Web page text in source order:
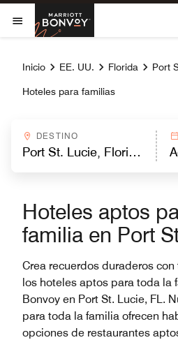
Skip to Content
Abrir el menú
Marriott
Inicio EE. UU. Florida Port
Hoteles para familias
DESTINO
Hoteles aptos
familia en Port
Crea recuerdos duraderos
los hoteles aptos para toda la
Bonvoy en Port St. Lucie, FL.
para toda la familia ofrecen
opciones de restaurantes